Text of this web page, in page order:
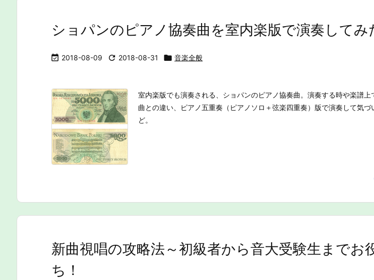
ショパンのピアノ協奏曲を室内楽版で演奏してみ
 2018-08-09  2018-08-31  音楽全般
室内楽版でも演奏される、ショパンのピアノ協奏曲。演奏する時や楽譜上
曲との違い、ピアノ五重奏（ピアノソロ＋弦楽四重奏）版で演奏して気づ
ど。
新曲視唱の攻略法～初級者から音大受験生までお
ち！